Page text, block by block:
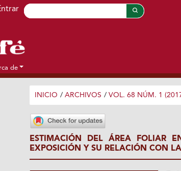
de
INICIO / ARCHIVOS / VOL. 68 NÚM. 1
ESTIMACIÓN DEL ÁREA FOLIAR
EXPOSICIÓN Y SU RELACIÓN CON